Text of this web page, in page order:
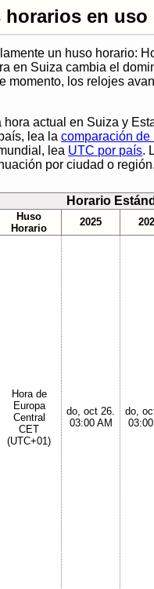
en uso
un huso horario:
en Suiza cambia el
momento, los relojes
hora actual en Suiza y
lea lacomparación de
lea UTC por país.
por ciudad o región.
Horario
Huso
Horario
2025
Hora de
Europa
Central
CET
(UTC+01)
do, oct 26.
03:00 AM
do,